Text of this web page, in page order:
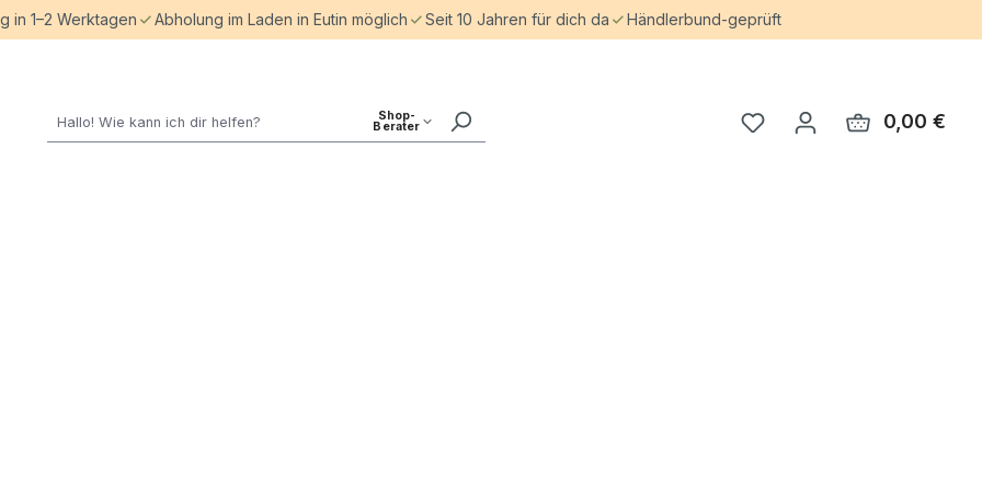
in 1–2 Werktagen Abholung im Laden in Eutin möglich Seit 10 Jahren für dich da Händlerbund-geprüft
Shop-
Berater 0,00 €